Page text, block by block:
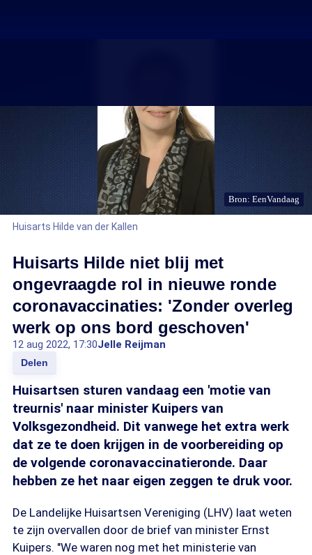
Bron: EenVandaag
Huisarts Hilde van der Kallen
Huisarts Hilde niet blij met
ongevraagde rol in nieuwe ronde
coronavaccinaties: 'Zonder overleg
werk op ons bord geschoven'
12 aug 2022, 17:30Jelle Reijman
Delen
Huisartsen sturen vandaag een 'motie van
treurnis' naar minister Kuipers van
Volksgezondheid. Dit vanwege het extra werk
dat ze te doen krijgen in de voorbereiding op
de volgende coronavaccinatieronde. Daar
hebben ze het naar eigen zeggen te druk voor.
De Landelijke Huisartsen Vereniging (LHV) laat weten
te zijn overvallen door de brief van minister Ernst
Kuipers. "We waren nog met het ministerie van